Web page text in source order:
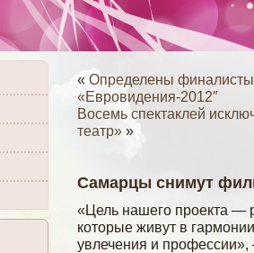
« Определены финалисты
«Евровидения-2012″
Восемь спектаклей
театр» »
Самарцы снимут
«Цель нашего проекта —
которые живут в
увлечения и